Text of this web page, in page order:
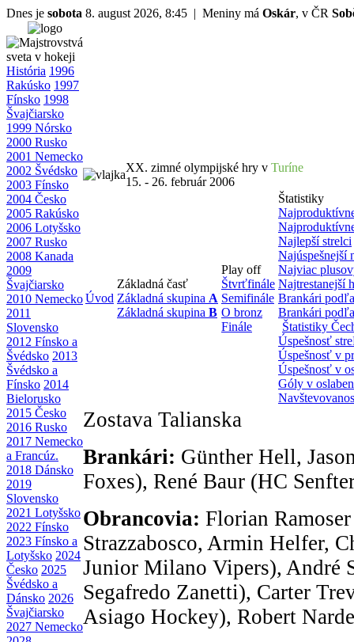
Dnes je sobota 8. august 2026, 8:45 | Meniny má Oskár, v ČR
História 1996
Rakúsko 1997
Fínsko 1998
Švajčiarsko
1999 Nórsko
2000 Rusko
2001 Nemecko
2002 Švédsko
2003 Fínsko
2004 Česko
2005 Rakúsko
2006 Lotyšsko
2007 Rusko
2008 Kanada
2009
Švajčiarsko
2010 Nemecko
2011
Slovensko
2012 Fínsko a
Švédsko 2013
Švédsko a
Fínsko 2014
Bielorusko
2015 Česko
2016 Rusko
2017 Nemecko
a Francúz.
2018 Dánsko
2019
Slovensko
2021 Lotyšsko
2022 Fínsko
2023 Fínsko a
Lotyšsko 2024
Česko 2025
Švédsko a
Dánsko 2026
Švajčiarsko
2027 Nemecko
XX. zimné olympijské hry v Turíne
15. - 26. február 2006
Úvod
Základná časť
Základná skupina A
Základná skupina B
Play off
Štvrťfinále
Semifinále
O bronz
Finále
Štatistiky
Najlepší strelci
Najúspešnejší
Najviac
Najtrestanejší
Brankári
Brankári
Štatistiky
Úspešnosť
Úspešnosť v
Úspešnosť v
Góly v
Zostava Talianska
Brankári: Günther Hell,
Foxes), René Baur (HC
Obrancovia: Florian
Strazzabosco, Armin Helfer,
Junior Milano Vipers), André
Segafredo Zanetti), Carter
Asiago Hockey), Robert